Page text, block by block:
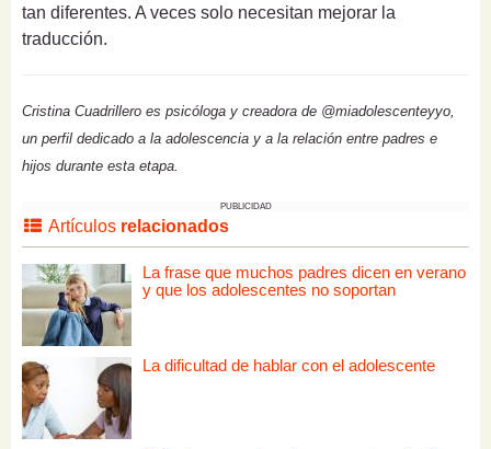
tan diferentes. A veces solo necesitan mejorar la
traducción.
Cristina Cuadrillero es psicóloga y creadora de @miadolescenteyyo,
un perfil dedicado a la adolescencia y a la relación entre padres e
hijos durante esta etapa.
PUBLICIDAD
Artículos relacionados
La frase que muchos padres dicen en verano
y que los adolescentes no soportan
La dificultad de hablar con el adolescente